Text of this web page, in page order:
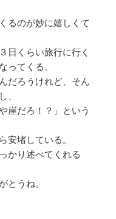
るのが妙に嬉しくて
日くらい旅行に行く
ってくる。
だろうけれど、そん
、
崖だろ！？」という
安堵している。
かり述べてくれる
とうね。